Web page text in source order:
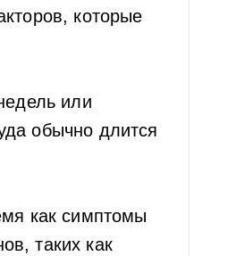
которые
или
обычно длится
как симптомы
таких как